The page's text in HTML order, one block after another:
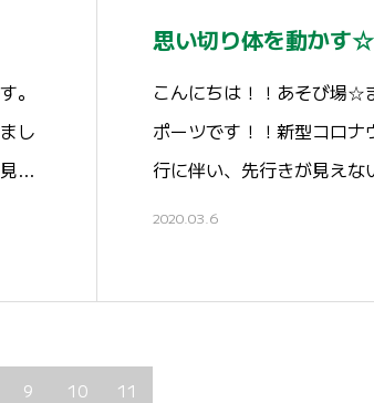
。
し
見…
思い切り体を動かす☆
こんにちは！！あそび場☆
ポーツです！！新型コロナ
行に伴い、先行きが見え
2020.03.6
9 10 11